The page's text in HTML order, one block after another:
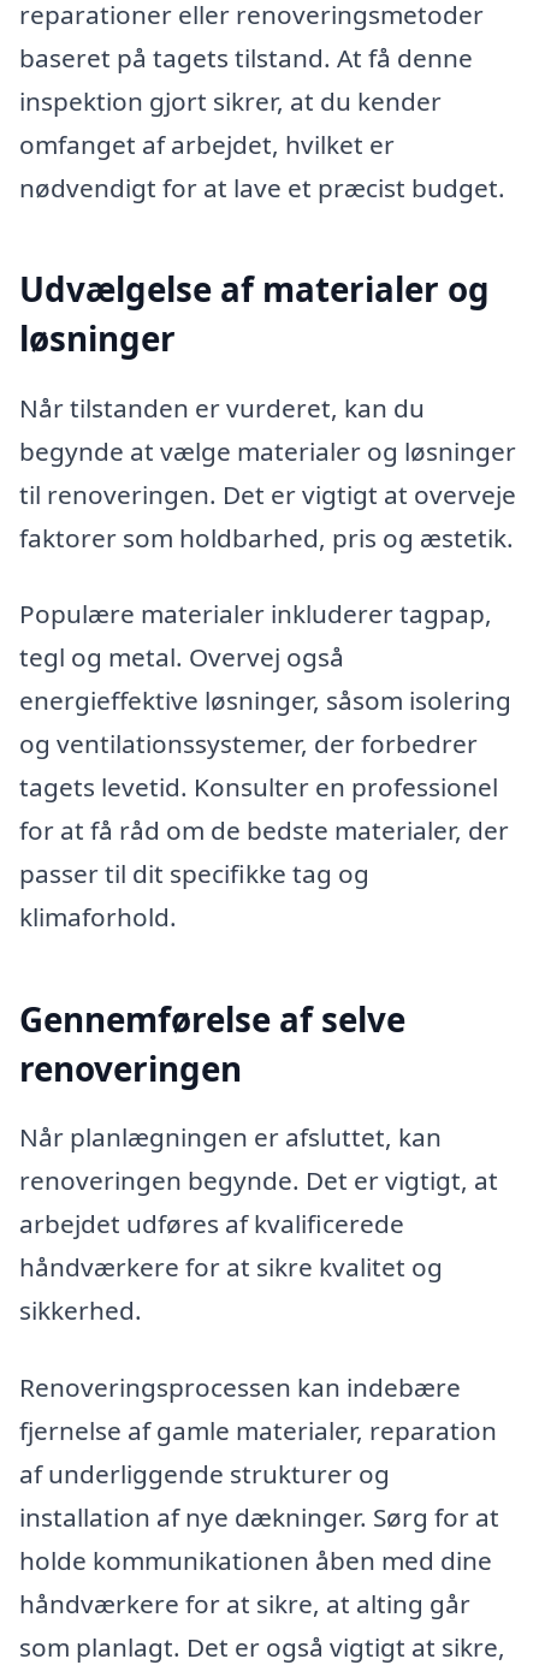
reparationer eller renoveringsmetoder
baseret på tagets tilstand. At få denne
inspektion gjort sikrer, at du kender
omfanget af arbejdet, hvilket er
nødvendigt for at lave et præcist budget.
Udvælgelse af materialer og
løsninger
Når tilstanden er vurderet, kan du
begynde at vælge materialer og løsninger
til renoveringen. Det er vigtigt at overveje
faktorer som holdbarhed, pris og æstetik.
Populære materialer inkluderer tagpap,
tegl og metal. Overvej også
energieffektive løsninger, såsom isolering
og ventilationssystemer, der forbedrer
tagets levetid. Konsulter en professionel
for at få råd om de bedste materialer, der
passer til dit specifikke tag og
klimaforhold.
Gennemførelse af selve
renoveringen
Når planlægningen er afsluttet, kan
renoveringen begynde. Det er vigtigt, at
arbejdet udføres af kvalificerede
håndværkere for at sikre kvalitet og
sikkerhed.
Renoveringsprocessen kan indebære
fjernelse af gamle materialer, reparation
af underliggende strukturer og
installation af nye dækninger. Sørg for at
holde kommunikationen åben med dine
håndværkere for at sikre, at alting går
som planlagt. Det er også vigtigt at sikre,